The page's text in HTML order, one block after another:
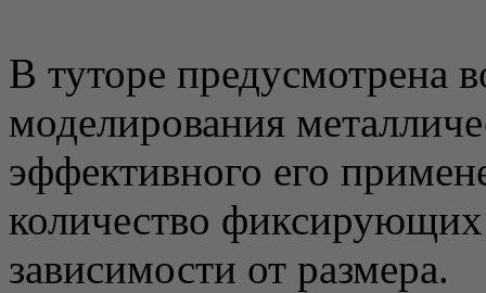
В туторе предусмотрена
моделирования
эффективного его
количество
зависимости от размера.